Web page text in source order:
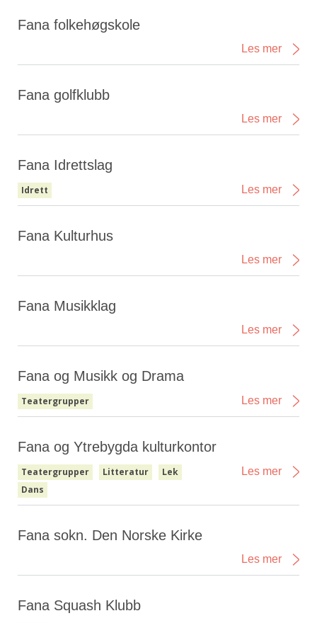
Fana folkehøgskole
Les mer
Fana golfklubb
Les mer
Fana Idrettslag
Idrett Les mer
Fana Kulturhus
Les mer
Fana Musikklag
Les mer
Fana og Musikk og Drama
Teatergrupper Les mer
Fana og Ytrebygda kulturkontor
Teatergrupper Litteratur
Lek
Dans
Les mer
Fana sokn. Den Norske Kirke
Les mer
Fana Squash Klubb